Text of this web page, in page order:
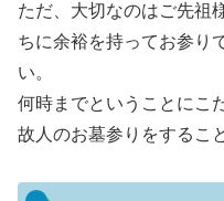
ただ、大切なのはご先祖
ちに余裕を持ってお参り
い。
何時までということにこ
故人のお墓参りをするこ